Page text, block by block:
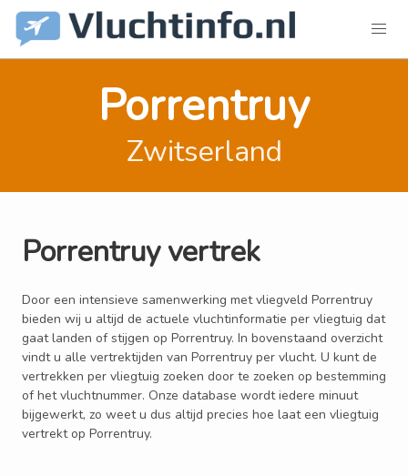
Porrentruy
Zwitserland
Porrentruy vertrek
Door een intensieve samenwerking met vliegveld Porrentruy
bieden wij u altijd de actuele vluchtinformatie per vliegtuig dat
gaat landen of stijgen op Porrentruy. In bovenstaand overzicht
vindt u alle vertrektijden van Porrentruy per vlucht. U kunt de
vertrekken per vliegtuig zoeken door te zoeken op bestemming
of het vluchtnummer. Onze database wordt iedere minuut
bijgewerkt, zo weet u dus altijd precies hoe laat een vliegtuig
vertrekt op Porrentruy.